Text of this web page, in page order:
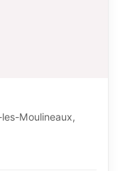
Moulineaux,